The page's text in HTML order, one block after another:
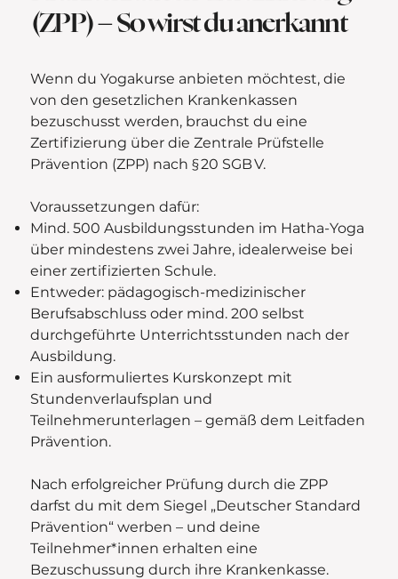
(ZPP) – So wirst du anerkannt
Wenn du Yogakurse anbieten möchtest, die
von den gesetzlichen Krankenkassen
bezuschusst werden, brauchst du eine
Zertifizierung über die Zentrale Prüfstelle
Prävention (ZPP) nach § 20 SGB V.
Voraussetzungen dafür:
Mind. 500 Ausbildungsstunden im Hatha-Yoga
über mindestens zwei Jahre, idealerweise bei
einer zertifizierten Schule.
Entweder: pädagogisch-medizinischer
Berufsabschluss oder mind. 200 selbst
durchgeführte Unterrichtsstunden nach der
Ausbildung.
Ein ausformuliertes Kurskonzept mit
Stundenverlaufsplan und
Teilnehmerunterlagen – gemäß dem Leitfaden
Prävention.
Nach erfolgreicher Prüfung durch die ZPP
darfst du mit dem Siegel „Deutscher Standard
Prävention“ werben – und deine
Teilnehmer*innen erhalten eine
Bezuschussung durch ihre Krankenkasse.